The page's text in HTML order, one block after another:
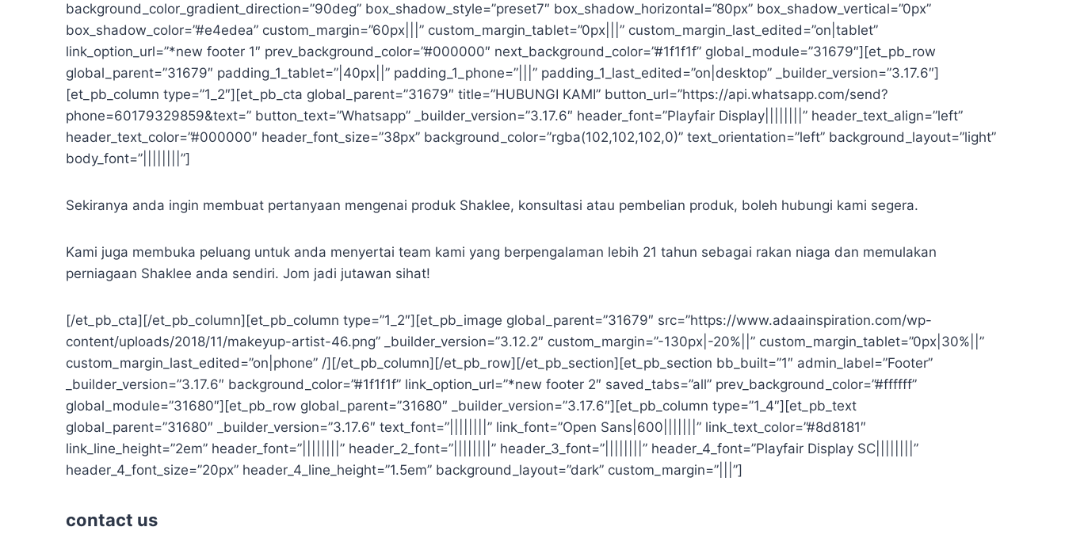
background_color_gradient_direction=”90deg” box_shadow_style=”preset7″ box_shadow_horizontal=”80px” box_shadow_vertical=”0px”
box_shadow_color=”#e4edea” custom_margin=”60px|||” custom_margin_tablet=”0px|||” custom_margin_last_edited=”on|tablet”
link_option_url=”*new footer 1″ prev_background_color=”#000000″ next_background_color=”#1f1f1f” global_module=”31679″][et_pb_row
global_parent=”31679″ padding_1_tablet=”|40px||” padding_1_phone=”|||” padding_1_last_edited=”on|desktop” _builder_version=”3.17.6″]
[et_pb_column type=”1_2″][et_pb_cta global_parent=”31679″ title=”HUBUNGI KAMI” button_url=”https://api.whatsapp.com/send?
phone=60179329859&text=” button_text=”Whatsapp” _builder_version=”3.17.6″ header_font=”Playfair Display||||||||” header_text_align=”left”
header_text_color=”#000000″ header_font_size=”38px” background_color=”rgba(102,102,102,0)” text_orientation=”left” background_layout=”light”
body_font=”||||||||”]
Sekiranya anda ingin membuat pertanyaan mengenai produk Shaklee, konsultasi atau pembelian produk, boleh hubungi kami segera.
Kami juga membuka peluang untuk anda menyertai team kami yang berpengalaman lebih 21 tahun sebagai rakan niaga dan memulakan
perniagaan Shaklee anda sendiri. Jom jadi jutawan sihat!
[/et_pb_cta][/et_pb_column][et_pb_column type=”1_2″][et_pb_image global_parent=”31679″ src=”https://www.adaainspiration.com/wp-
content/uploads/2018/11/makeyup-artist-46.png” _builder_version=”3.12.2″ custom_margin=”-130px|-20%||” custom_margin_tablet=”0px|30%||”
custom_margin_last_edited=”on|phone” /][/et_pb_column][/et_pb_row][/et_pb_section][et_pb_section bb_built=”1″ admin_label=”Footer”
_builder_version=”3.17.6″ background_color=”#1f1f1f” link_option_url=”*new footer 2″ saved_tabs=”all” prev_background_color=”#ffffff”
global_module=”31680″][et_pb_row global_parent=”31680″ _builder_version=”3.17.6″][et_pb_column type=”1_4″][et_pb_text
global_parent=”31680″ _builder_version=”3.17.6″ text_font=”||||||||” link_font=”Open Sans|600|||||||” link_text_color=”#8d8181″
link_line_height=”2em” header_font=”||||||||” header_2_font=”||||||||” header_3_font=”||||||||” header_4_font=”Playfair Display SC||||||||”
header_4_font_size=”20px” header_4_line_height=”1.5em” background_layout=”dark” custom_margin=”|||”]
contact us